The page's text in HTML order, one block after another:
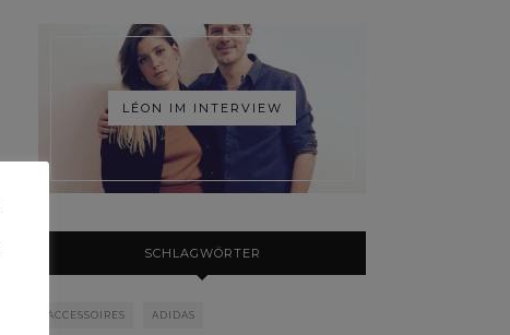
LÉON IM INTERVIEW
SCHLAGWÖRTER
ACCESSOIRES ADIDAS